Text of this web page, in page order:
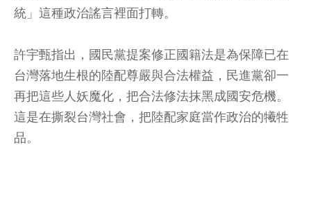
統」這種政治謠言裡面打轉。
許宇甄指出，國民黨提案修正國籍法是為保障已在
台灣落地生根的陸配尊嚴與合法權益，民進黨卻一
再把這些人妖魔化，把合法修法抹黑成國安危機。
這是在撕裂台灣社會，把陸配家庭當作政治的犧牲
品。